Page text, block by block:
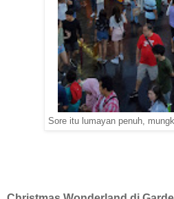
Sore itu lumayan penuh,